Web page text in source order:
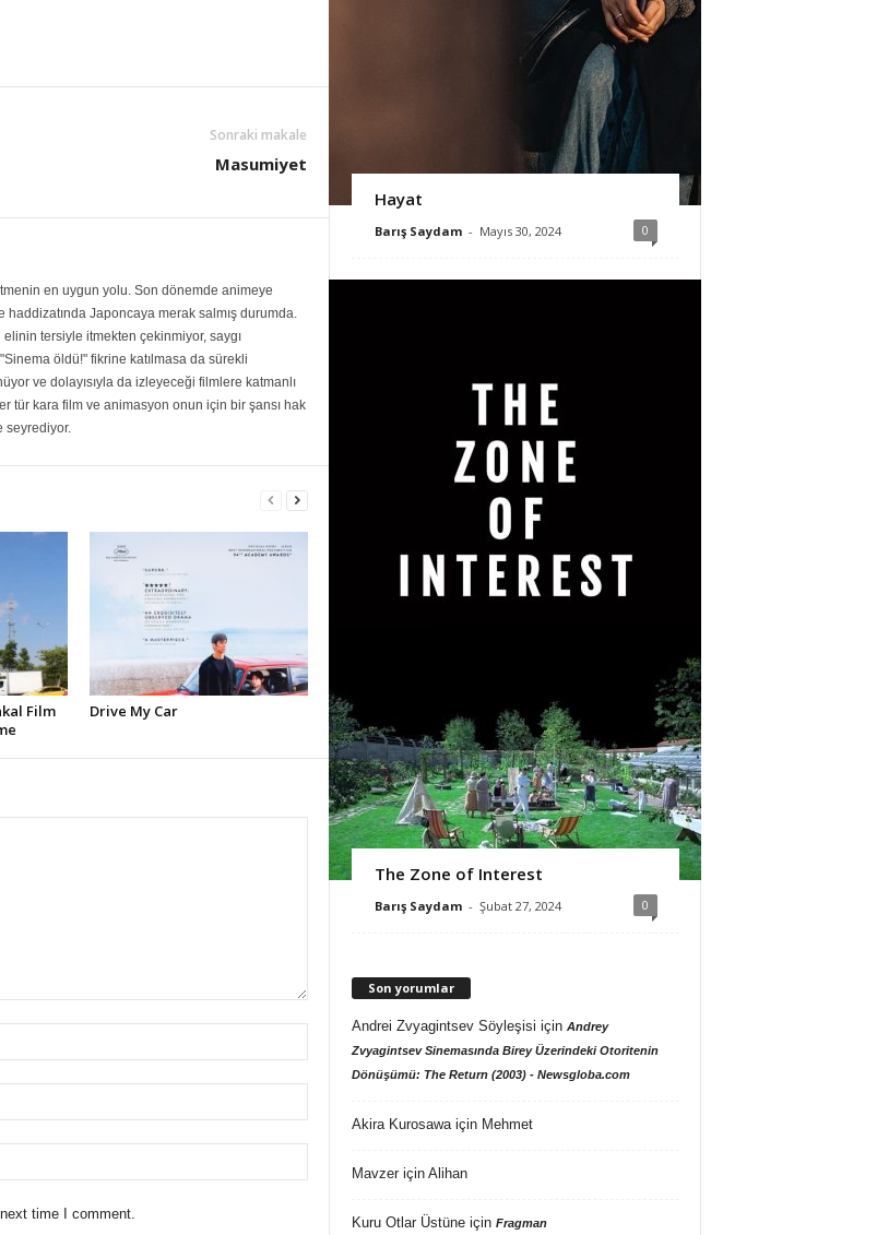
Sonraki makale
Masumiyet
en uygun yolu. Son dönemde animeye
Japoncaya merak salmış durumda.
tersiyle itmekten çekinmiyor, saygı
öldü!" fikrine katılmasa da sürekli
ve dolayısıyla da izleyeceği filmlere katmanlı
tür kara film ve animasyon onun için bir şansı hak
seyrediyor.
Film
Drive My Car
time I comment.
Hayat
Barış Saydam - Mayıs 30, 2024 0
The Zone of Interest
Barış Saydam - Şubat 27, 2024 0
Son yorumlar
Andrei Zvyagintsev Söyleşisi için Andrey
Zvyagintsev Sinemasında Birey Üzerindeki Otoritenin
Dönüşümü: The Return (2003) - Newsgloba.com
Akira Kurosawaiçin Mehmet
Mavzeriçin Alihan
Kuru Otlar Üstüneiçin Fragman